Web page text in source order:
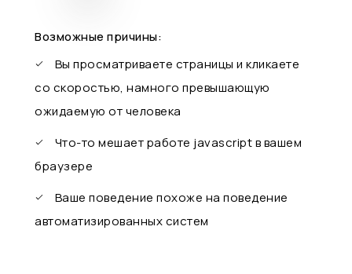
Возможные причины:
Вы просматриваете страницы и кликаете
со скоростью, намного превышающую
ожидаемую от человека
Что-то мешает работе javascript в вашем
браузере
Ваше поведение похоже на поведение
автоматизированных систем